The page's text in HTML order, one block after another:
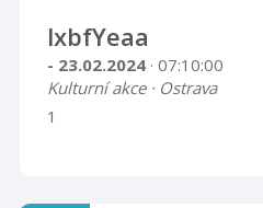
lxbfYeaa
- 23.02.2024 · 07:10:00
Kulturní akce · Ostrava
1